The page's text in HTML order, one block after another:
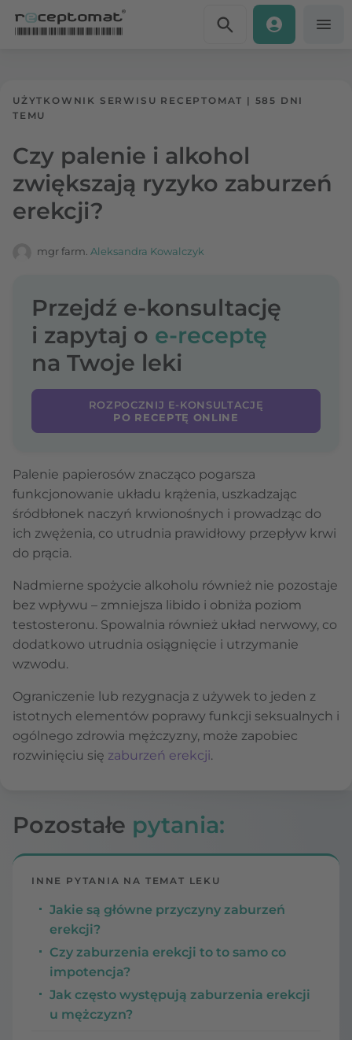
UŻYTKOWNIK SERWISU RECEPTOMAT | 585 DNI
TEMU
Czy palenie i alkohol
zwiększają ryzyko zaburzeń
erekcji?
mgr farm. Aleksandra Kowalczyk
Przejdź e-konsultację
i zapytaj o e-receptę
na Twoje leki
ROZPOCZNIJ E-KONSULTACJĘ
PO RECEPTĘ ONLINE
Palenie papierosów znacząco pogarsza
funkcjonowanie układu krążenia, uszkadzając
śródbłonek naczyń krwionośnych i prowadząc do
ich zwężenia, co utrudnia prawidłowy przepływ krwi
do prącia.
Nadmierne spożycie alkoholu również nie pozostaje
bez wpływu – zmniejsza libido i obniża poziom
testosteronu. Spowalnia również układ nerwowy, co
dodatkowo utrudnia osiągnięcie i utrzymanie
wzwodu.
Ograniczenie lub rezygnacja z używek to jeden z
istotnych elementów poprawy funkcji seksualnych i
ogólnego zdrowia mężczyzny, może zapobiec
rozwinięciu się zaburzeń erekcji.
Pozostałe pytania:
INNE PYTANIA NA TEMAT LEKU
Jakie są główne przyczyny zaburzeń
erekcji?
Czy zaburzenia erekcji to to samo co
impotencja?
Jak często występują zaburzenia erekcji
u mężczyzn?